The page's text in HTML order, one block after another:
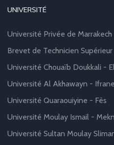
UNIVERSITÉ
Université Privée de Marrakech
Brevet de Technicien Supérieur
Université Chouaïb Doukkali -
Université Al Akhawayn - Ifrane
Université Quaraouiyine - Fès
Université Moulay Ismail -
Université Sultan Moulay